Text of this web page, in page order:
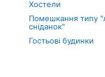
Хостели
Помешкання типу
сніданок"
Гостьові будинки